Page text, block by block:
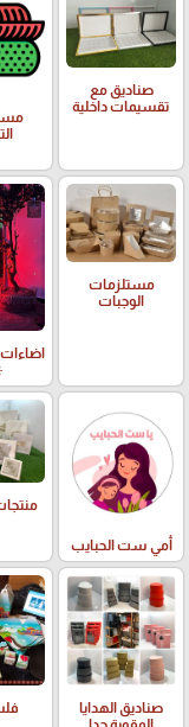
صناديق مع
تقسيمات داخلية
مستلزمات
الوجبات
اضاءات
أمي ست الحبايب
صناديق الهدايا